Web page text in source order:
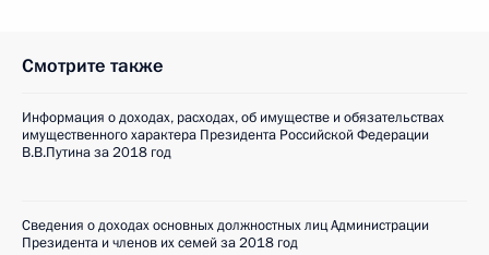
Смотрите также
Информация о доходах, расходах, об имуществе и обязательствах
имущественного характера Президента Российской Федерации
В.В.Путина за 2018 год
Сведения о доходах основных должностных лиц Администрации
Президента и членов их семей за 2018 год